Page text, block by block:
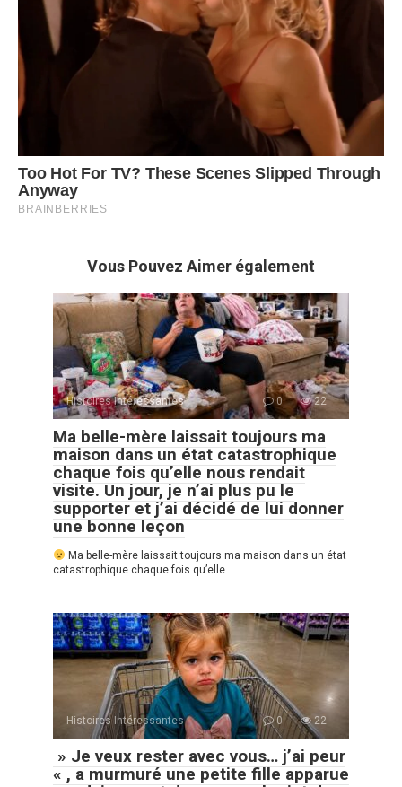
Vous Pouvez Aimer également
Histoires Intéressantes 0 22
Ma belle-mère laissait toujours ma
maison dans un état catastrophique
chaque fois qu’elle nous rendait
visite. Un jour, je n’ai plus pu le
supporter et j’ai décidé de lui donner
une bonne leçon
Ma belle-mère laissait toujours ma maison dans un état
catastrophique chaque fois qu’elle
Histoires Intéressantes 0 22
» Je veux rester avec vous… j’ai peur
« , a murmuré une petite fille apparue